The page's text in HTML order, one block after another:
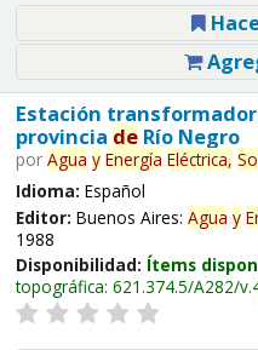
Estación
provincia deRío Negro
por Agua y Energía Eléctrica,
Idioma: Español
Editor: Buenos Aires: Agua y
1988
Disponibilidad: Ítems
topográfica: 621.374.5/A282/